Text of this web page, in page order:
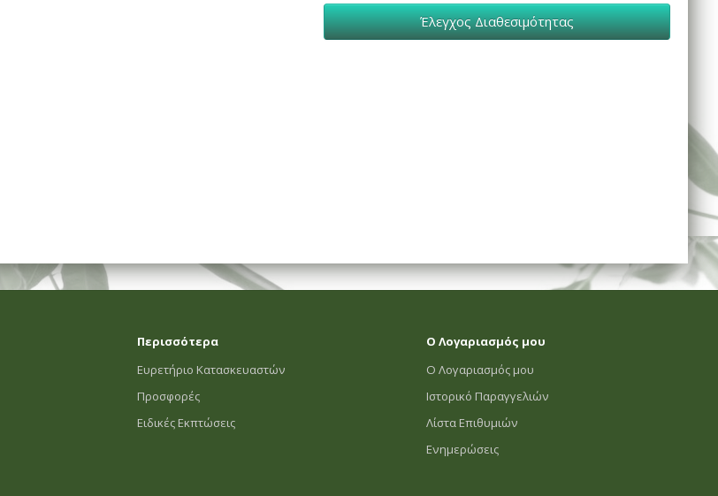
Έλεγχος Διαθεσιμότητας
Περισσότερα
Ευρετήριο Κατασκευαστών
Προσφορές
Ειδικές Εκπτώσεις
Ο Λογαριασμός μου
Ο Λογαριασμός μου
Ιστορικό Παραγγελιών
Λίστα Επιθυμιών
Ενημερώσεις